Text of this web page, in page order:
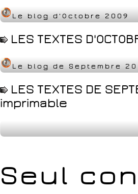
Le blog d'Octobre 2009
LES TEXTES
Le blog de Septembre
LES TEXTES DE
imprimable
Seul